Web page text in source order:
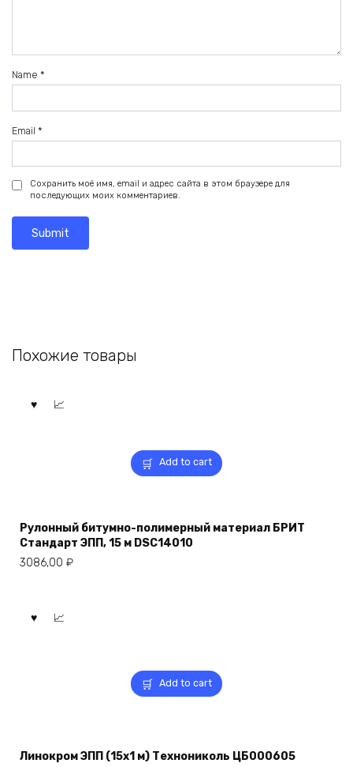
Name *
Email *
Сохранить моё имя, email и адрес сайта в этом браузере для
последующих моих комментариев.
Похожие товары
Add to cart
Рулонный битумно-полимерный материал БРИТ
Стандарт ЭПП, 15 м DSC14010
3086,00 ₽
Add to cart
Линокром ЭПП (15х1 м) Технониколь ЦБ000605